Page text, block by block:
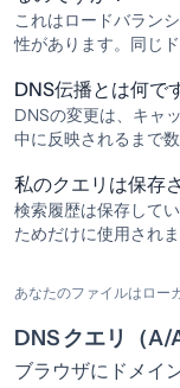
これはロードバラン
性があります。同じ
DNS伝播とは何で
DNSの変更は、キャ
中に反映されるまで
私のクエリは保存
検索履歴は保存して
ためだけに使用されま
あなたのファイルはロー
DNS クエリ（A/
ブラウザにドメイ